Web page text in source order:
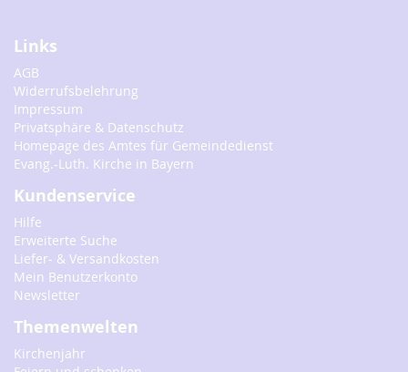
Links
AGB
Widerrufsbelehrung
Impressum
Privatsphäre & Datenschutz
Homepage des Amtes für Gemeindedienst
Evang.-Luth. Kirche in Bayern
Kundenservice
Hilfe
Erweiterte Suche
Liefer- & Versandkosten
Mein Benutzerkonto
Newsletter
Themenwelten
Kirchenjahr